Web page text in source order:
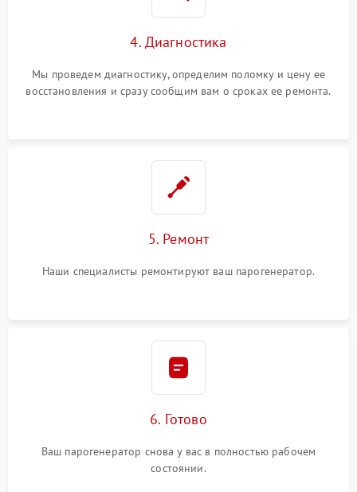
4. Диагностика
Мы проведем диагностику, определим поломку и цену ее
восстановления и сразу сообщим вам о сроках ее ремонта.
5. Ремонт
Наши специалисты ремонтируют ваш парогенератор.
6. Готово
Ваш парогенератор снова у вас в полностью рабочем
состоянии.